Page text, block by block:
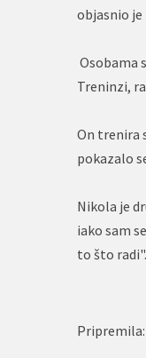
objasnio je
Osobama
Treninzi,
On trenira
pokazalo
Nikola je
iako sam
to što radi".